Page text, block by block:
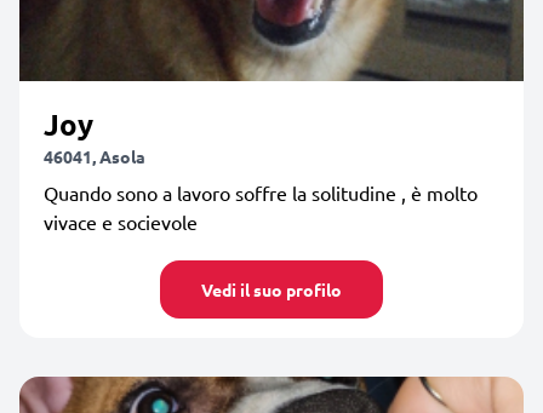
Joy
46041, Asola
Quando sono a lavoro soffre la solitudine , è molto
vivace e socievole
Vedi il suo profilo